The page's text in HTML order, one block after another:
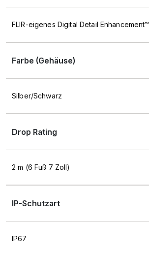
FLIR-eigenes Digital Detail Enhancement™
Farbe (Gehäuse)
Silber/Schwarz
Drop Rating
2 m (6 Fuß 7 Zoll)
IP-Schutzart
IP67